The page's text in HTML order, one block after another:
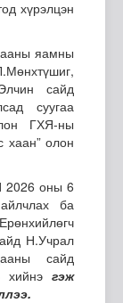
хүрэлцэн
яамны
сайд
суугаа
ГХЯ-ны
хаан” олон
2026 оны 6
ба
Н.Учрал
сайд
хийнэ гэж